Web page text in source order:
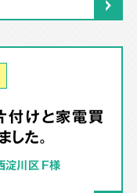
付けと家電買
した。
淀川区 F様